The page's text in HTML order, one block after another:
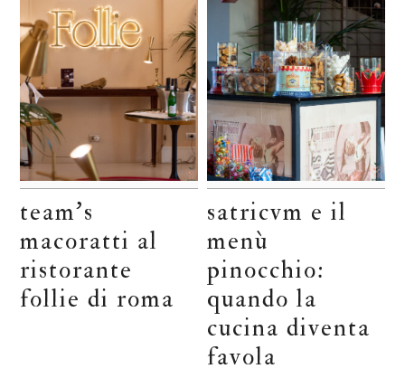
team’s
macoratti al
ristorante
follie di roma
satricvm e il
menù
pinocchio:
quando la
cucina diventa
favola